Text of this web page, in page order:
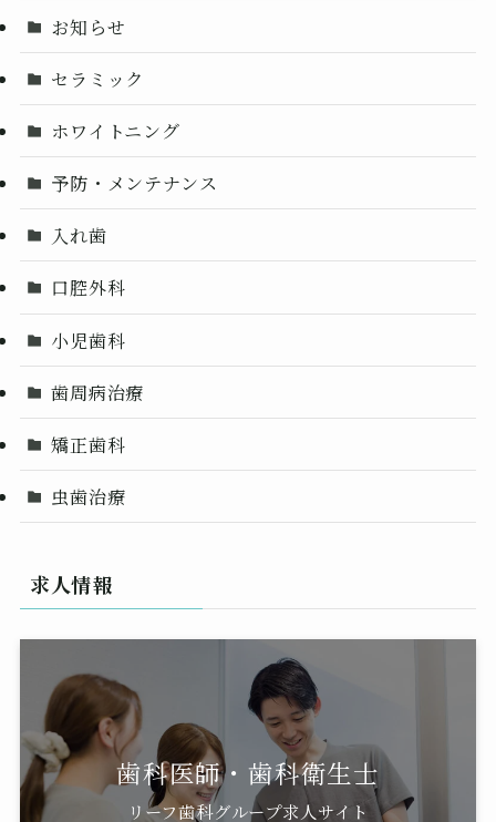
お知らせ
セラミック
ホワイトニング
予防・メンテナンス
入れ歯
口腔外科
小児歯科
歯周病治療
矯正歯科
虫歯治療
求人情報
歯科医師・歯科衛生士
リーフ歯科グループ求人サイト